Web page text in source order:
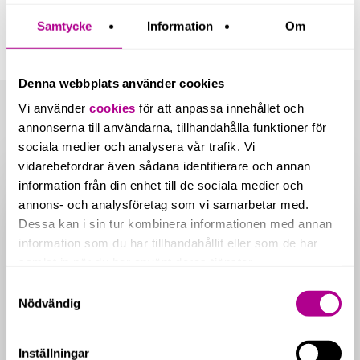
Samtycke Information Om
Denna webbplats använder cookies
Vi använder cookies för att anpassa innehållet och
annonserna till användarna, tillhandahålla funktioner för
sociala medier och analysera vår trafik. Vi
vidarebefordrar även sådana identifierare och annan
information från din enhet till de sociala medier och
annons- och analysföretag som vi samarbetar med.
Dessa kan i sin tur kombinera informationen med annan
information som du har tillhandahållit eller som de har
Nödvändig
Inställningar
Related Posts
Nya
redovisningskrav
för
fastighetsbolag
2026